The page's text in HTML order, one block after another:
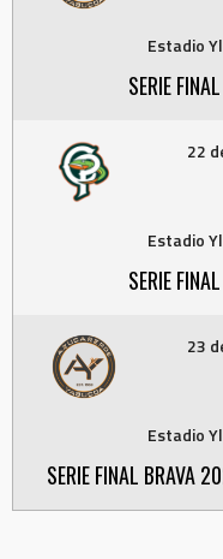
Estadio
SERIE
22
Estadio
SERIE
23
Estadio
SERIE FINAL BRAVA